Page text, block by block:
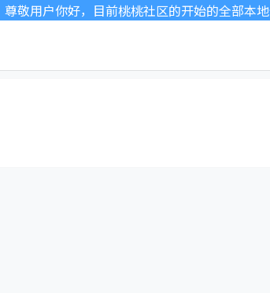
尊敬用户你好，目前桃桃社区的开始的全部本